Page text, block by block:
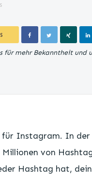
für mehr Bekanntheit und
Instagram. In der
von
Hashtag hat,